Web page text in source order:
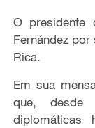
O presidente
Fernández
Rica.
Em sua
que, desde